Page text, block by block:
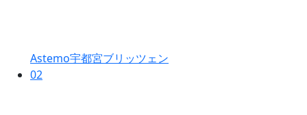
Astemo宇都宮ブリッツェン
02